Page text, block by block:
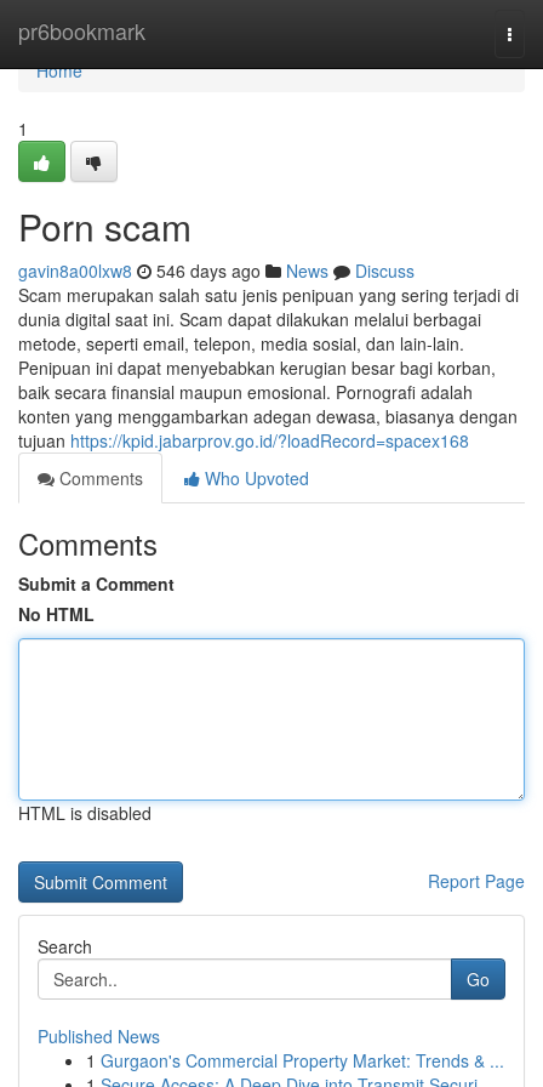
pr6bookmark
Home
Home
1
Porn scam
gavin8a00lxw8 546 days ago News
Discuss
Scam merupakan salah satu jenis penipuan yang sering terjadi di
dunia digital saat ini. Scam dapat dilakukan melalui berbagai
metode, seperti email, telepon, media sosial, dan lain-lain.
Penipuan ini dapat menyebabkan kerugian besar bagi korban,
baik secara finansial maupun emosional. Pornografi adalah
konten yang menggambarkan adegan dewasa, biasanya dengan
tujuan https://kpid.jabarprov.go.id/?loadRecord=spacex168
Comments
Who Upvoted
Comments
Submit a Comment
No HTML
HTML is disabled
Report Page
Search
Go
Published News
1 Gurgaon's Commercial Property Market: Trends & ...